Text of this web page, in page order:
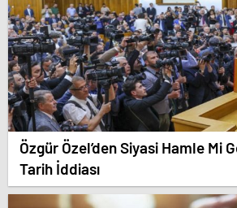
Özgür Özel’den Siyasi Hamle Mi
Tarih İddiası